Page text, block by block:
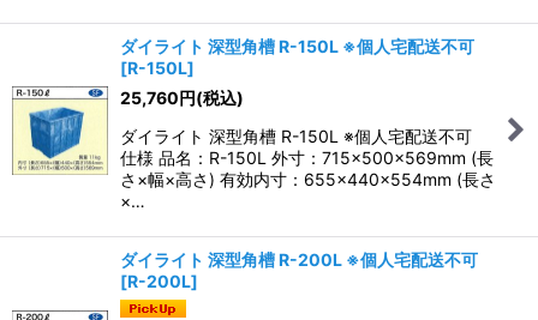
ダイライト 深型角槽 R-150L ※個人宅配送不可
[R-150L]
25,760円(税込)
ダイライト 深型角槽 R-150L ※個人宅配送不可
仕様 品名：R-150L 外寸：715×500×569mm (長
さ×幅×高さ) 有効内寸：655×440×554mm (長さ
×…
ダイライト 深型角槽 R-200L ※個人宅配送不可
[R-200L]